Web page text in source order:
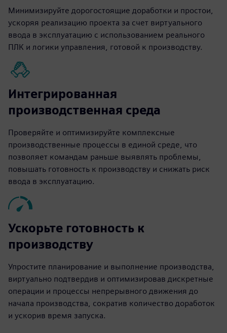
Минимизируйте дорогостоящие доработки и простои,
ускоряя реализацию проекта за счет виртуального
ввода в эксплуатацию с использованием реального
ПЛК и логики управления, готовой к производству.
Интегрированная
производственная среда
Проверяйте и оптимизируйте комплексные
производственные процессы в единой среде, что
позволяет командам раньше выявлять проблемы,
повышать готовность к производству и снижать риск
ввода в эксплуатацию.
Ускорьте готовность к
производству
Упростите планирование и выполнение производства,
виртуально подтвердив и оптимизировав дискретные
операции и процессы непрерывного движения до
начала производства, сократив количество доработок
и ускорив время запуска.